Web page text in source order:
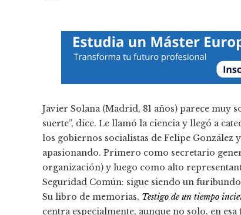
Javier Solana (Madrid, 81 años) parece
suerte”, dice. Le llamó la ciencia y llegó a
los gobiernos socialistas de Felipe González
apasionando. Primero como secretario
organización) y luego como alto
Seguridad Común: sigue siendo un
Su libro de memorias, Testigo de un tiempo
centra especialmente, aunque no solo, en